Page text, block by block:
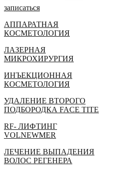
записаться
АППАРАТНАЯ
КОСМЕТОЛОГИЯ
ЛАЗЕРНАЯ
МИКРОХИРУРГИЯ
ИНЪЕКЦИОННАЯ
КОСМЕТОЛОГИЯ
УДАЛЕНИЕ ВТОРОГО
ПОДБОРОДКА FACE TITE
RF- ЛИФТИНГ
VOLNEWMER
ЛEЧЕНИЕ ВЫПАДЕНИЯ
ВОЛОС РЕГЕНЕРА